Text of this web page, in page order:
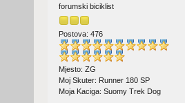
forumski biciklist
Postova: 476
Mjesto: ZG
Moj Skuter: Runner 180 SP
Moja Kaciga: Suomy Trek Dog